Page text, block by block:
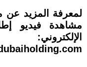
لمعرفة المزيد عن
مشاهدة فيديو
الإلكتروني: